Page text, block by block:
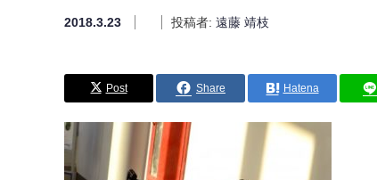
2018.3.23 投稿者: 遠藤 靖枝
Post Share Hatena